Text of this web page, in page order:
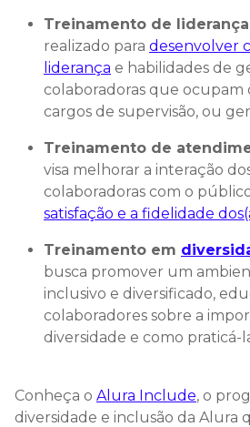
Treinamento de
realizado para desenvolver
liderança e habilidades de
colaboradoras que ocupam
cargos de supervisão, ou
Treinamento de
visa melhorar a interação
colaboradoras com o
satisfação e a fidelidade
Treinamento em
busca promover um
inclusivo e diversificado,
colaboradores sobre a
diversidade e como praticá-
Conheça o Alura Include, o
diversidade e inclusão da Alura